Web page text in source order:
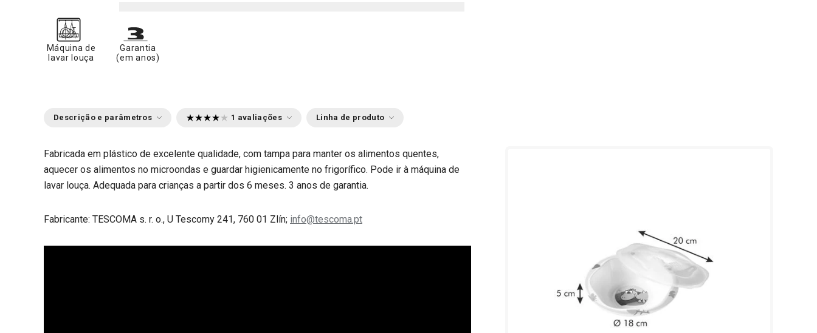
Máquina de
lavar louça
Garantia
(em anos)
Descrição e parâmetros 1 avaliações Linha de produto
Fabricada em plástico de excelente qualidade, com tampa para manter os alimentos quentes,
aquecer os alimentos no microondas e guardar higienicamente no frigorífico. Pode ir à máquina de
lavar louça. Adequada para crianças a partir dos 6 meses. 3 anos de garantia.
Fabricante: TESCOMA s. r. o., U Tescomy 241, 760 01 Zlín; info@tescoma.pt